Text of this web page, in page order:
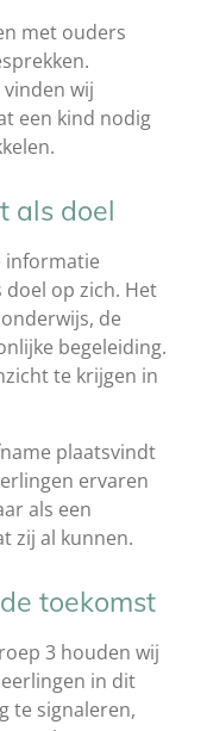
met ouders
wij
een kind nodig
als doel
informatie
op zich. Het
de
begeleiding.
te krijgen in
plaatsvindt
ervaren
als een
zij al kunnen.
toekomst
3 houden wij
in dit
te signaleren,